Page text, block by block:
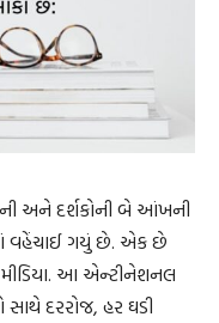
અને દર્શકોની બે આંખની
વહેંચાઈ ગયું છે. એક છે
મીડિયા. આ એન્ટીનેશનલ
સાથે દરરોજ, હર ઘડી